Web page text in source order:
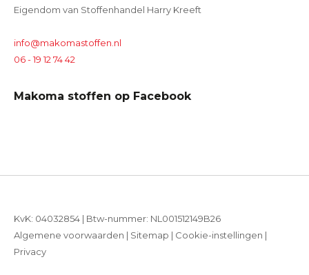
Eigendom van Stoffenhandel Harry Kreeft
info@makomastoffen.nl
06 - 19 12 74 42
Makoma stoffen op Facebook
KvK: 04032854 | Btw-nummer: NL001512149B26
Algemene voorwaarden | Sitemap | Cookie-instellingen |
Privacy